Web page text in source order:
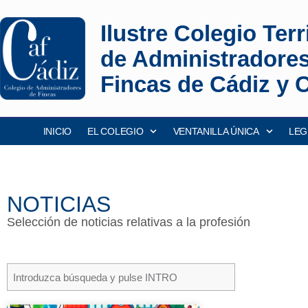
Ilustre Colegio
de
Fincas de Cádiz y
INICIO EL COLEGIO VENTANILLA ÚNICA
NOTICIAS
Selección de noticias relativas a la profesión